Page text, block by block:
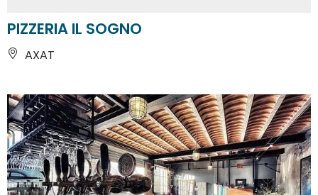
PIZZERIA IL SOGNO
AXAT